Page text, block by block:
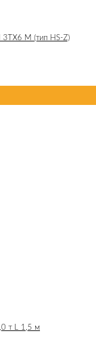
3ТХ6 М (тип HS-Z)
т L 1,5 м